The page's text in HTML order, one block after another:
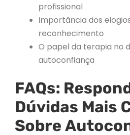
profissional
Importância dos
reconhecimento
O papel da terapia no
autoconfiança
FAQs:
Dúvidas Mais
Sobre